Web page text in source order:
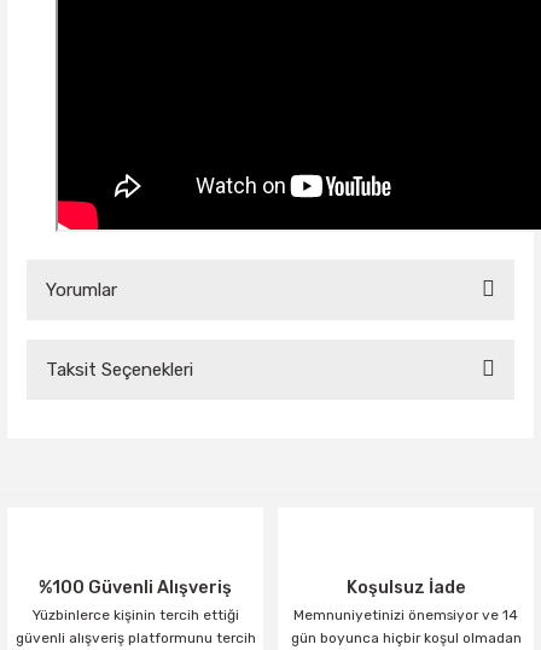
Yorumlar
Taksit Seçenekleri
%100 Güvenli Alışveriş
Yüzbinlerce kişinin tercih ettiği
güvenli alışveriş platformunu tercih
Koşulsuz İade
Memnuniyetinizi önemsiyor ve 14
gün boyunca hiçbir koşul olmadan